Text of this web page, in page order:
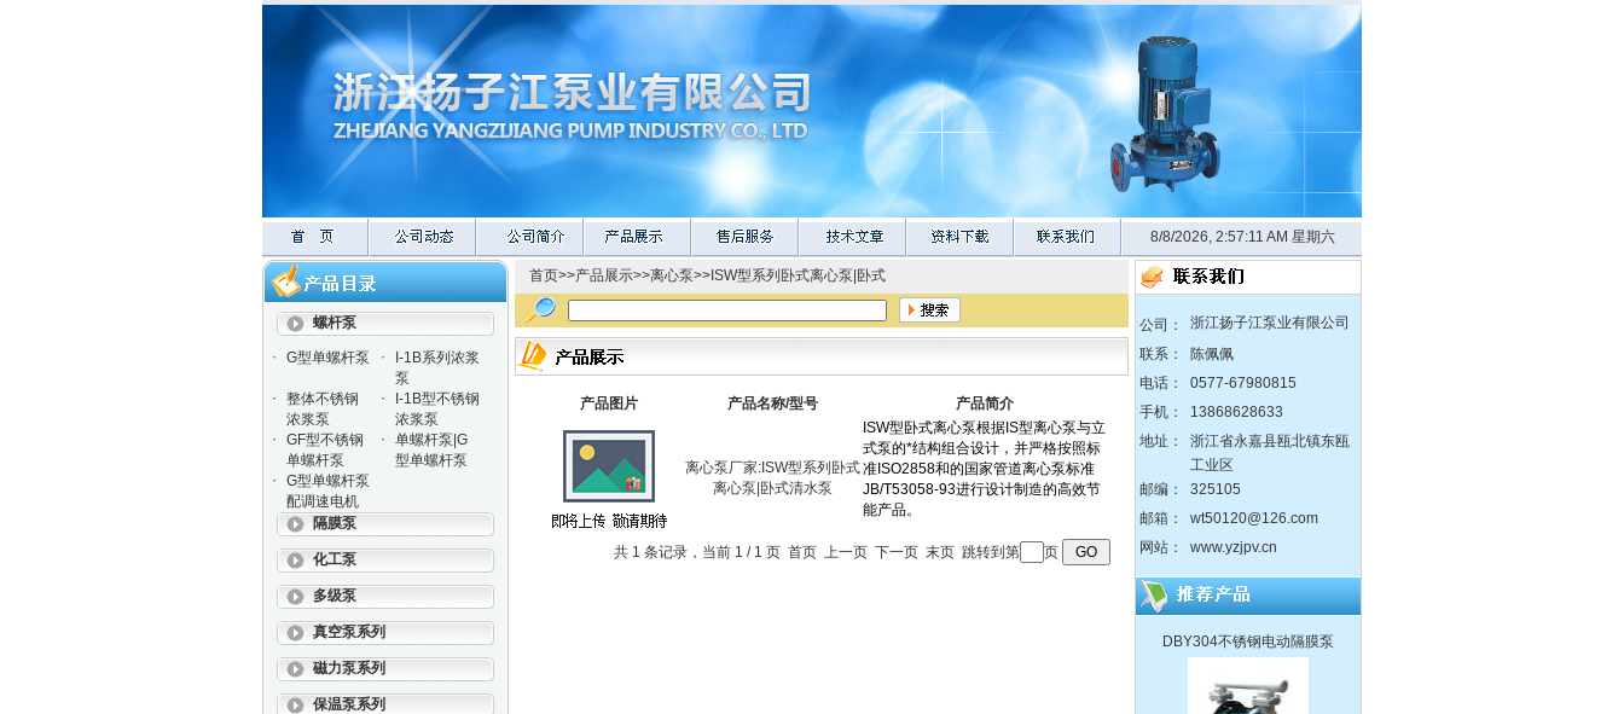
8/8/2026, 2:57:11 AM 星期六
螺杆泵
·
G型单螺杆泵 ·
I-1B系列浓浆
泵
·
整体不锈钢
浓浆泵
·
I-1B型不锈钢
浓浆泵
·
GF型不锈钢
单螺杆泵
·
单螺杆泵|G
型单螺杆泵
·
G型单螺杆泵
配调速电机
隔膜泵
化工泵
多级泵
真空泵系列
磁力泵系列
保温泵系列
首页>>产品展示>>离心泵>> ISW型系列卧式离心泵|卧式
产品图片 产品名称/型号 产品简介
离心泵厂家:ISW型系列卧式
离心泵|卧式清水泵
共 1 条记录，当前 1 / 1 页 首页 上一页 下一页 末页 跳转到第 页
公司：
浙江扬子江泵业有限公司
联系：
陈佩佩
电话：
0577-67980815
手机：
13868628633
地址：
浙江省永嘉县瓯北镇东瓯
工业区
邮编：
325105
邮箱：
wt50120@126.com
网站：
www.yzjpv.cn
DBY304不锈钢电动隔膜泵